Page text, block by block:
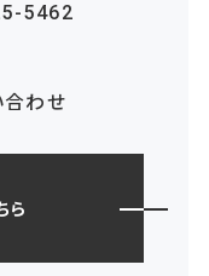
5462
わせ
ら